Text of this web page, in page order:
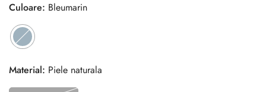
Culoare: Bleumarin
Material: Piele naturala